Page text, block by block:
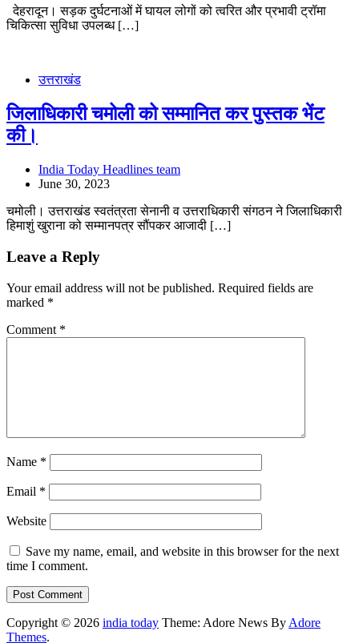
देहरादून। सड़क दुर्घटनाओं में घायल लोगों को त्वरित और प्रभावी ट्रॉमा
चिकित्सा सुविधा उपलब्ध […]
उत्तराखंड
जिलाधिकारी चमोली को सम्मानित कर पुस्तक भेंट
की।
India Today Headlines team
June 30, 2023
चमोली। उत्तराखंड स्वतंत्रता सेनानी व उत्तराधिकारी संगठन ने जिलाधिकारी
हिमाशुं खुराना को सम्मानपत्र सौंपकर आजादी […]
Leave a Reply
Your email address will not be published. Required fields are
marked *
Comment *
Name *
Email *
Website
Save my name, email, and website in this browser for the next
time I comment.
Copyright © 2026 india today Theme: Adore News By Adore
Themes.